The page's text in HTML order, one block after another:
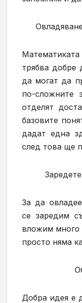
Овлад
М
трябва добре
да могат да
по-сложните
отделят
базовите
дадат една
след това ще
За да овладее
се заредим
вложим много
просто няма
Добра идея е